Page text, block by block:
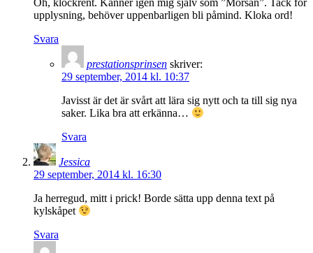
upplysning, behöver uppenbarligen bli påmind. Kloka ord!
Svara
prestationsprinsen skriver:
29 september, 2014 kl. 10:37
Javisst är det är svårt att lära sig nytt och ta till sig nya
saker. Lika bra att erkänna…
Svara
Jessica
29 september, 2014 kl. 16:30
Ja herregud, mitt i prick! Borde sätta upp denna text på
kylskåpet
Svara